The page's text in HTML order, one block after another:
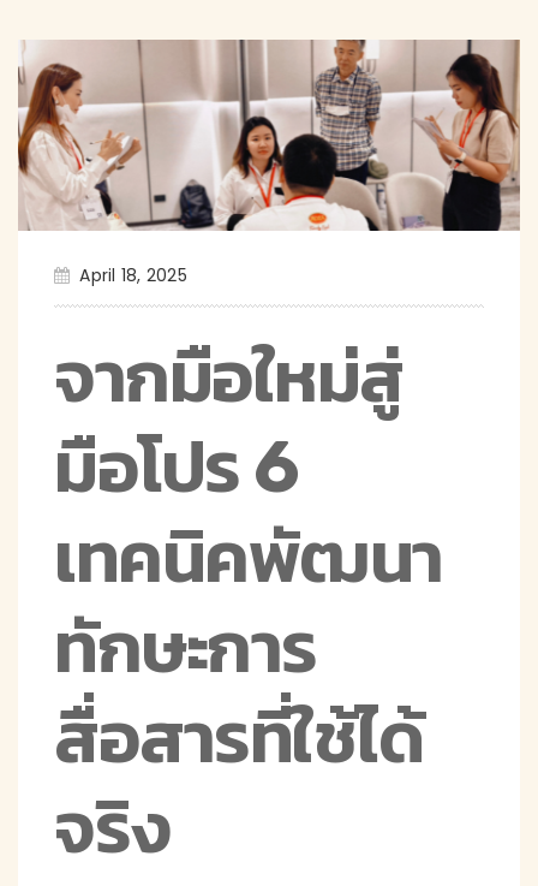
April 18, 2025
จากมือใหม่สู่
มือโปร 6
เทคนิคพัฒนา
ทักษะการ
สื่อสารที่ใช้ได้
จริง